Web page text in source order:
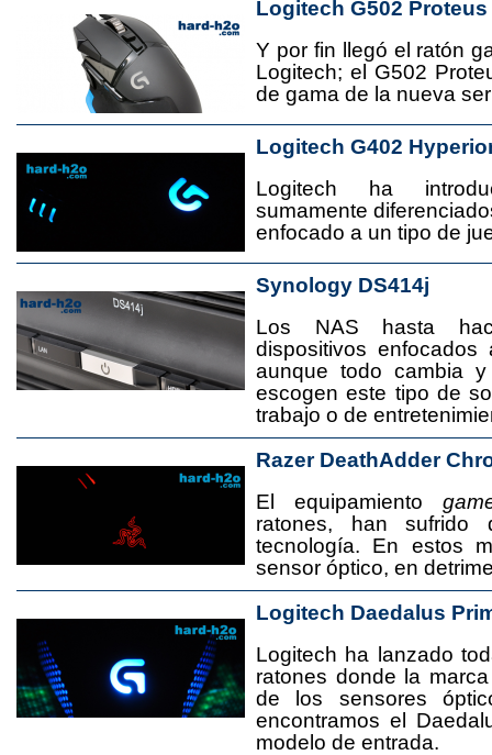
Logitech G502 Proteus
Y por fin llegó el ratón
Logitech; el G502
de gama de la nueva
Logitech G402
Logitech ha
sumamente
enfocado a un tipo de
Synology DS414j
Los NAS hasta
dispositivos
aunque todo cambia
escogen este tipo de
trabajo o de
Razer DeathAdder
El equipamiento
ratones, han sufrido
tecnología. En estos
sensor óptico, en
Logitech Daedalus
Logitech ha lanzado
ratones donde la
de los sensores
encontramos el
modelo de entrada.